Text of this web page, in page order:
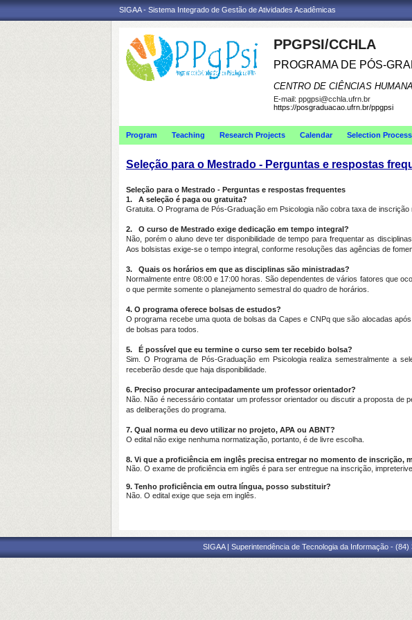
SIGAA - Sistema Integrado de Gestão de Atividades Acadêmicas
PPGPSI/CCHLA
PROGRAMA DE PÓS-
CENTRO DE CIÊNCIAS
E-mail: ppgpsi@cchla.ufrn.br
https://posgraduacao.ufrn.br/ppgpsi
Program Teaching Research Projects Calendar Selection
Seleção para o Mestrado - Perguntas e respostas
Seleção para o Mestrado - Perguntas e respostas frequentes
1. A seleção é paga ou gratuita?
Gratuita. O Programa de Pós-Graduação em Psicologia não cobra taxa de inscrição
2. O curso de Mestrado exige dedicação em tempo integral?
Não, porém o aluno deve ter disponibilidade de tempo para frequentar as
Aos bolsistas exige-se o tempo integral, conforme resoluções das agências de
3. Quais os horários em que as disciplinas são ministradas?
Normalmente entre 08:00 e 17:00 horas. São dependentes de vários fatores que
o que permite somente o planejamento semestral do quadro de horários.
4. O programa oferece bolsas de estudos?
O programa recebe uma quota de bolsas da Capes e CNPq que são alocadas
de bolsas para todos.
5. É possível que eu termine o curso sem ter recebido bolsa?
Sim. O Programa de Pós-Graduação em Psicologia realiza semestralmente a
receberão desde que haja disponibilidade.
6. Preciso procurar antecipadamente um professor orientador?
Não. Não é necessário contatar um professor orientador ou discutir a proposta de
as deliberações do programa.
7. Qual norma eu devo utilizar no projeto, APA ou ABNT?
O edital não exige nenhuma normatização, portanto, é de livre escolha.
8. Vi que a proficiência em inglês precisa entregar no momento de inscrição,
Não. O exame de proficiência em inglês é para ser entregue na inscrição,
9. Tenho proficiência em outra língua, posso substituir?
Não. O edital exige que seja em inglês.
SIGAA | Superintendência de Tecnologia da Informação -